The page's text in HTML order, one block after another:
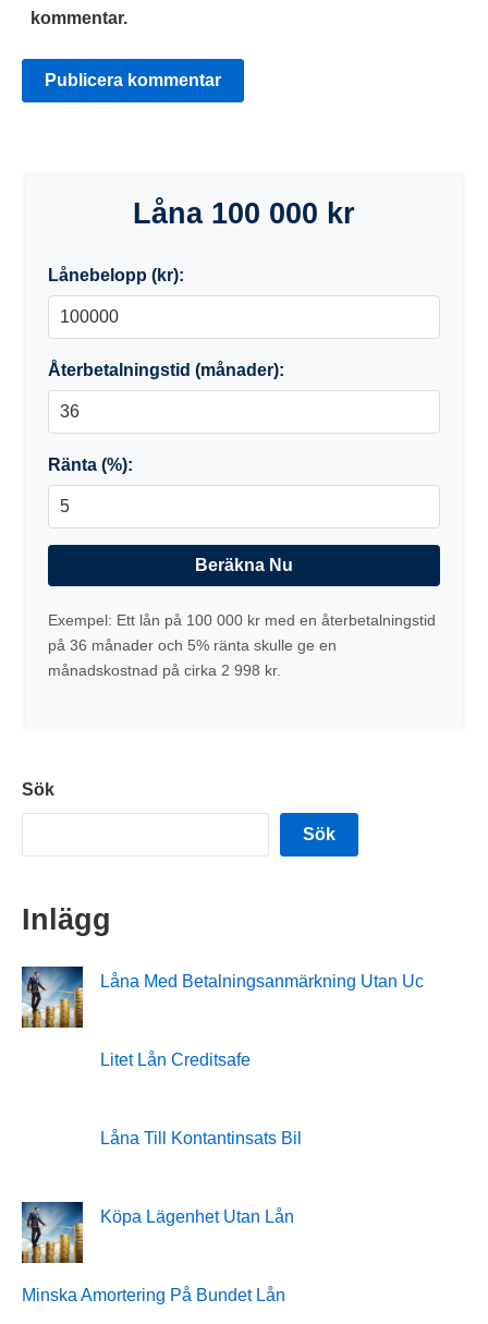
kommentar.
Låna 100 000 kr
Lånebelopp (kr):
Återbetalningstid (månader):
Ränta (%):
Beräkna Nu
Exempel: Ett lån på 100 000 kr med en återbetalningstid
på 36 månader och 5% ränta skulle ge en
månadskostnad på cirka 2 998 kr.
Sök
Sök
Inlägg
Låna Med Betalningsanmärkning Utan Uc
Litet Lån Creditsafe
Låna Till Kontantinsats Bil
Köpa Lägenhet Utan Lån
Minska Amortering På Bundet Lån